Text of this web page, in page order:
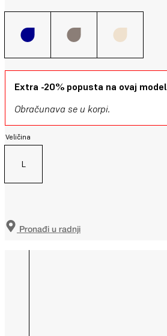
Extra -20% popusta na ovaj model
Obračunava se u korpi.
Veličina
L
Pronađi u radnji